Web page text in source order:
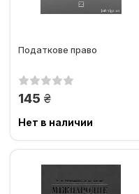
Податкове право
145 грн.
Нет в наличии